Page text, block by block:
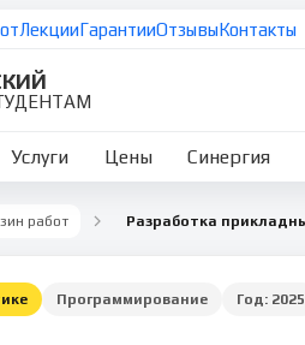
ЛекцииГарантииОтзывыКонтакты
Услуги Цены Синергия
работ
Программирование Год: 2025